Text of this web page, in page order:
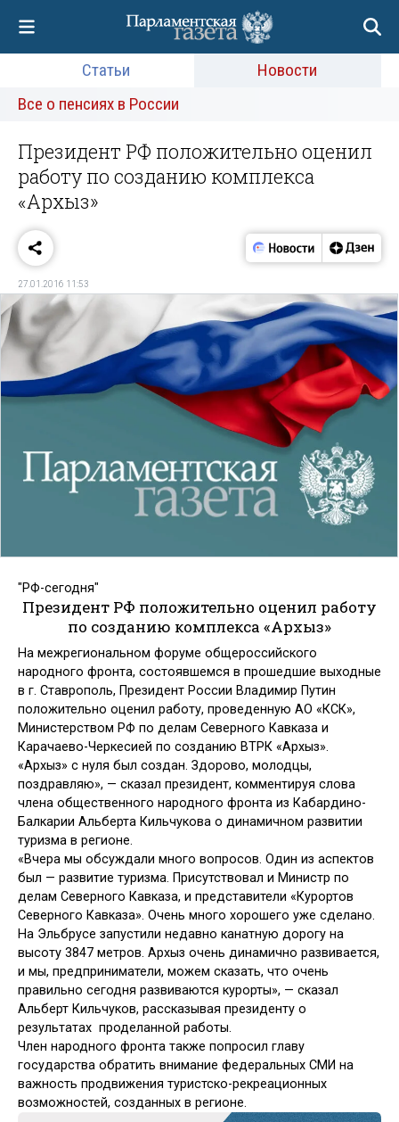
Статьи
Новости
Все о пенсиях в России
Президент РФ положительно оценил
работу по созданию комплекса
«Архыз»
27.01.2016 11:53
"РФ-сегодня"
Президент РФ положительно оценил работу
по созданию комплекса «Архыз»
На межрегиональном форуме общероссийского
народного фронта, состоявшемся в прошедшие выходные
в г. Ставрополь, Президент России Владимир Путин
положительно оценил работу, проведенную АО «КСК»,
Министерством РФ по делам Северного Кавказа и
Карачаево-Черкесией по созданию ВТРК «Архыз».
«Архыз» с нуля был создан. Здорово, молодцы,
поздравляю», — сказал президент, комментируя слова
члена общественного народного фронта из Кабардино-
Балкарии Альберта Кильчукова о динамичном развитии
туризма в регионе.
«Вчера мы обсуждали много вопросов. Один из аспектов
был — развитие туризма. Присутствовал и Министр по
делам Северного Кавказа, и представители «Курортов
Северного Кавказа». Очень много хорошего уже сделано.
На Эльбрусе запустили недавно канатную дорогу на
высоту 3847 метров. Архыз очень динамично развивается,
и мы, предприниматели, можем сказать, что очень
правильно сегодня развиваются курорты», — сказал
Альберт Кильчуков, рассказывая президенту о
результатах проделанной работы.
Член народного фронта также попросил главу
государства обратить внимание федеральных СМИ на
важность продвижения туристско-рекреационных
возможностей, созданных в регионе.